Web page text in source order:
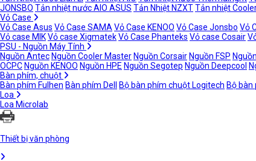
JONSBO Tản nhiệt nước AIO ASUS Tản Nhiệt NZXTTản nhiệt
Vỏ Case
Vỏ Case Asus Vỏ Case SAMA Vỏ Case KENOO Vỏ Case Jonsbo Vỏ
Vỏ case MIKVỏ case XigmatekVỏ Case Phanteks Vỏ case Cosair
PSU - Nguồn Máy Tính
Nguồn Antec Nguồn Cooler Master Nguồn Corsair Nguồn FSP
OCPC Nguồn KENOO Nguồn HPE Nguồn Segotep Nguồn Deepcool
Bàn phím, chuột
Bàn phím Fulhen Bàn phím Dell Bộ bàn phím chuột Logitech Bộ bàn
Loa
Loa Microlab
Thiết bị văn phòng